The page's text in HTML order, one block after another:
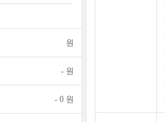
원
- 원
- 0원